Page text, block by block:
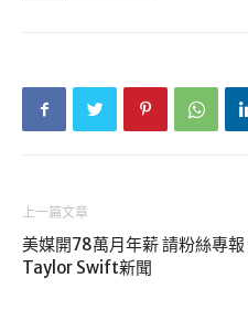
上一篇文章
美媒開78萬月年薪 請粉絲專報
Taylor Swift新聞